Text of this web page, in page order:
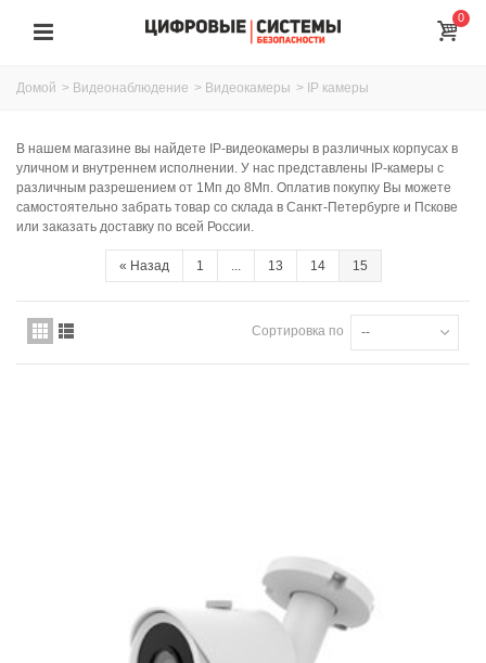
0
Домой > Видеонаблюдение > Видеокамеры > IP камеры
В нашем магазине вы найдете IP-видеокамеры в различных корпусах в
уличном и внутреннем исполнении. У нас представлены IP-камеры с
различным разрешением от 1Мп до 8Мп. Оплатив покупку Вы можете
самостоятельно забрать товар со склада в Санкт-Петербурге и Пскове
или заказать доставку по всей России.
« Назад 1 ... 13 14 15
Сортировка по --